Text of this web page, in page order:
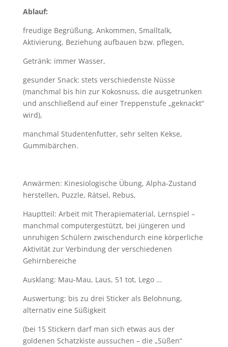
Ablauf:
freudige Begrüßung, Ankommen, Smalltalk,
Aktivierung, Beziehung aufbauen bzw. pflegen,
Getränk: immer Wasser,
gesunder Snack: stets verschiedenste Nüsse
(manchmal bis hin zur Kokosnuss, die ausgetrunken
und anschließend auf einer Treppenstufe „geknackt“
wird),
manchmal Studentenfutter, sehr selten Kekse,
Gummibärchen.
Anwärmen: Kinesiologische Übung, Alpha-Zustand
herstellen, Puzzle, Rätsel, Rebus,
Hauptteil: Arbeit mit Therapiematerial, Lernspiel –
manchmal computergestützt, bei jüngeren und
unruhigen Schülern zwischendurch eine körperliche
Aktivität zur Verbindung der verschiedenen
Gehirnbereiche
Ausklang: Mau-Mau, Laus, 51 tot, Lego …
Auswertung: bis zu drei Sticker als Belohnung,
alternativ eine Süßigkeit
(bei 15 Stickern darf man sich etwas aus der
goldenen Schatzkiste aussuchen – die „Süßen“